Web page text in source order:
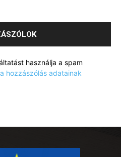
használja a spam
hozzászólás adatainak